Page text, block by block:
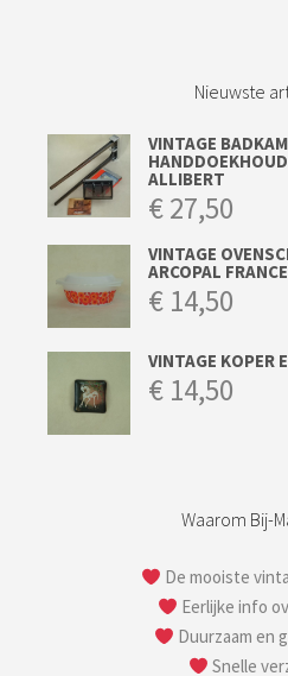
Nieuwste
VINTAGE
ALLIBERT
€27,50
VINTAGE
ARCOPAL
€ 14,50
VINTAGE KOPER
€ 14,50
Waarom Bij-
De mooiste
Eerlijke info
Duurzaam en
Snelle